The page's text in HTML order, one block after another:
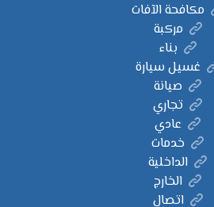
مكافحة الآفات
مركبة
بناء
غسيل سيارة
صيانة
تجاري
عادي
خدمات
الداخلية
الخارج
اتصال